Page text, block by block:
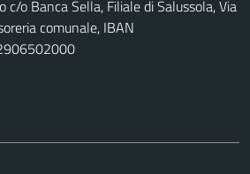
c/o Banca Sella, Filiale di Salussola, Via
comunale, IBAN